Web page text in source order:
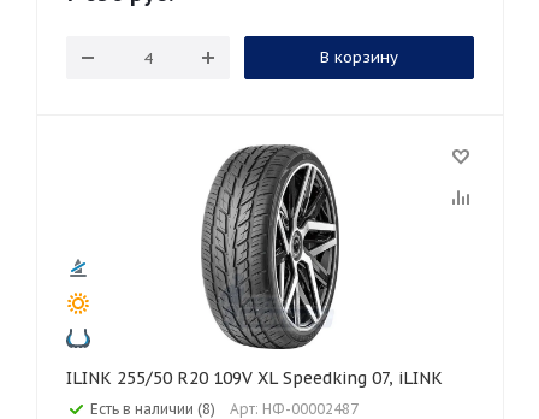
В корзину
ILINK 255/50 R20 109V XL Speedking 07, iLINK
Есть в наличии (8) Арт: НФ-00002487